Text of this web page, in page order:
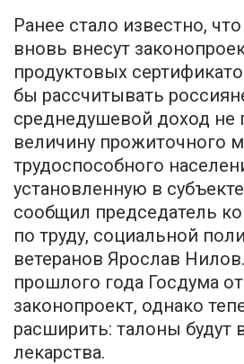
Ранее стало известно,
вновь внесут
продуктовых
бы рассчитывать
среднедушевой доход не
величину прожиточного
трудоспособного
установленную в
сообщил председатель
по труду, социальной
ветеранов Ярослав
прошлого года Госдума
законопроект, однако
расширить: талоны будут
лекарства.